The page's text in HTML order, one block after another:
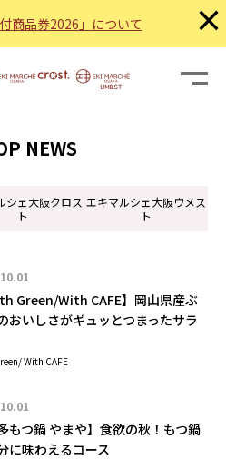
商品券2026」について ×
NEWS
シェ大阪クロス
ト
エキマルシェ大阪ウメス
ト
Green/With CAFE】岡山県産ぶ
おいしさがギュッとつまったサラ
With CAFE
多もつ鍋 やまや】食欲の秋！もつ鍋
に味わえるコース